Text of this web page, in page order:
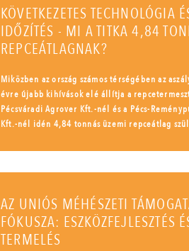
KÖVETKEZETES TECHNOLÓGIA
IDŐZÍTÉS - MI A TITKA 4,84
REPCEÁTLAGNAK?
Miközben az ország számos térségében az
évre újabb kihívások elé állítja a
Pécsváradi Agrover Kft.-nél és a Pécs-
Kft.-nél idén 4,84 tonnás üzemi repceátlag
AZ UNIÓS MÉHÉSZETI
FÓKUSZA: ESZKÖZFEJLESZTÉS
TERMELÉS